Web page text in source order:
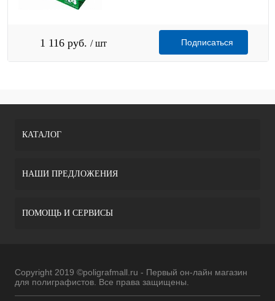
1 116 руб. / шт Подписаться
КАТАЛОГ
НАШИ ПРЕДЛОЖЕНИЯ
ПОМОЩЬ И СЕРВИСЫ
Copyright 2019 ©poligrafmall.ru - Первый он-лайн магазин
для полиграфистов. Все права защищены.